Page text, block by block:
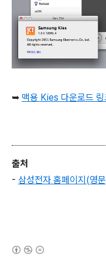
➥ 맥용 Kies 다운로드 링
출처
- 삼성전자 홈페이지(영